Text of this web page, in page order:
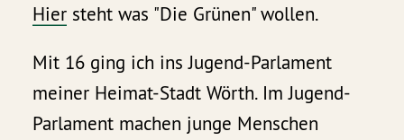
Hier steht was "Die Grünen" wollen.
Mit 16 ging ich ins Jugend-Parlament
meiner Heimat-Stadt Wörth. Im Jugend-
Parlament machen junge Menschen